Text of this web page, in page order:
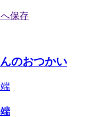
のおつかい